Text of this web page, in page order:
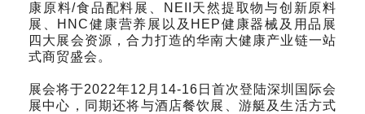
康原料/食品配料展、NEII天然提取物与创新原料
展、HNC健康营养展以及HEP健康器械及用品展
四大展会资源，合力打造的华南大健康产业链一站
式商贸盛会。
展会将于2022年12月14-16日首次登陆深圳国际会
展中心，同期还将与酒店餐饮展、游艇及生活方式